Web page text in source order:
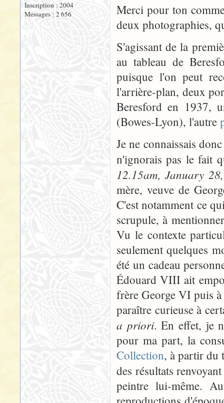
Inscription : 2004
Messages : 2 656
Merci pour ton
deux photographies,
S'agissant de la
au tableau de
puisque l'on peut
l'arrière-plan, deux
Beresford en 1937,
(Bowes-Lyon), l'autre
Je ne connaissais
n'ignorais pas le fait
12.15am, January
mère, veuve de
C'est notamment ce
scrupule, à
Vu le contexte
seulement quelques
été un cadeau
Édouard VIII ait
frère George VI puis
paraître curieuse à
a priori. En effet, je
pour ma part, la
Collection, à partir du
des résultats
peintre lui-même.